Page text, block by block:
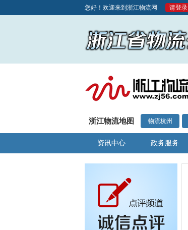
您好！欢迎来到浙江物流网 请登录
浙江物流地图 物流杭州
资讯中心 政务服务